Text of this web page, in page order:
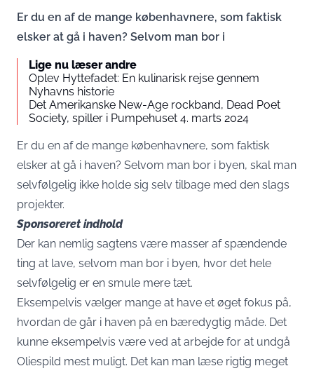
Er du en af de mange københavnere, som faktisk
elsker at gå i haven? Selvom man bor i
Lige nu læser andre
Oplev Hyttefadet: En kulinarisk rejse gennem
Nyhavns historie
Det Amerikanske New-Age rockband, Dead Poet
Society, spiller i Pumpehuset 4. marts 2024
Er du en af de mange københavnere, som faktisk
elsker at gå i haven? Selvom man bor i byen, skal man
selvfølgelig ikke holde sig selv tilbage med den slags
projekter.
Sponsoreret indhold
Der kan nemlig sagtens være masser af spændende
ting at lave, selvom man bor i byen, hvor det hele
selvfølgelig er en smule mere tæt.
Eksempelvis vælger mange at have et øget fokus på,
hvordan de går i haven på en bæredygtig måde. Det
kunne eksempelvis være ved at arbejde for at undgå
Oliespild mest muligt. Det kan man læse rigtig meget